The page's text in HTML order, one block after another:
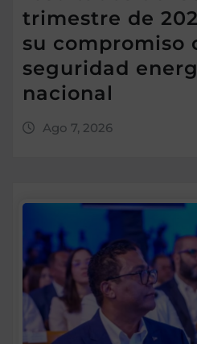
trimestre de
su compromiso
seguridad
nacional
Ago 7, 2026